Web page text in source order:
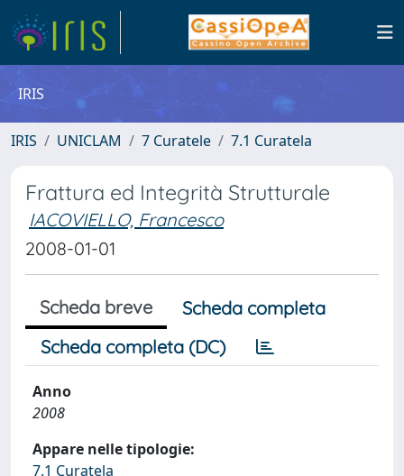
IRIS
IRIS UNICLAM 7 Curatele 7.1 Curatela
Frattura ed Integrità Strutturale
IACOVIELLO, Francesco
2008-01-01
Scheda breve
Scheda completa
Scheda completa (DC)
Anno
2008
Appare nelle tipologie:
7.1 Curatela